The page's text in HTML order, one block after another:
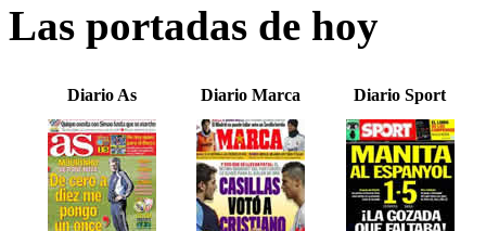
Las portadas de hoy
Diario As Diario Marca Diario Sport